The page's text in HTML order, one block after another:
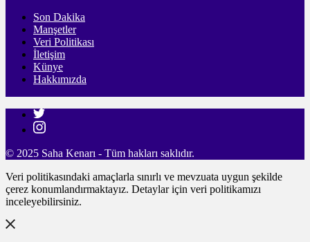
Son Dakika
Manşetler
Veri Politikası
İletişim
Künye
Hakkımızda
© 2025 Saha Kenarı - Tüm hakları saklıdır.
Veri politikasındaki amaçlarla sınırlı ve mevzuata uygun şekilde
çerez konumlandırmaktayız. Detaylar için veri politikamızı
inceleyebilirsiniz.